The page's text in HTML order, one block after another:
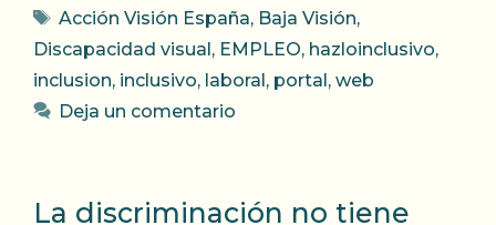
Etiquetas
Acción Visión España, Baja Visión,
Discapacidad visual , EMPLEO, hazloinclusivo,
inclusion, inclusivo, laboral , portal , web
Deja un comentario
La discriminación no tiene